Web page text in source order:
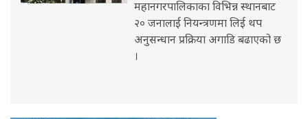
महानगरपालिकाका विभिन्न स्थानबाट
२० जनालाई नियन्त्रणमा लिई थप
अनुसन्धान प्रक्रिया अगाडि बढाएको छ
।